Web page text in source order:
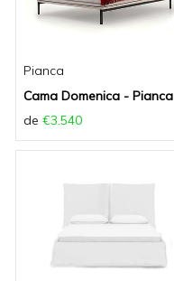
Pianca
Cama Domenica - Pianca
de €3.540